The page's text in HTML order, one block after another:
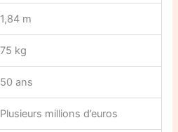
1,84 m
75 kg
50 ans
Plusieurs millions d’euros